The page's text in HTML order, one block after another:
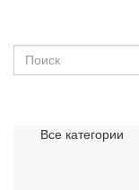
Все категории